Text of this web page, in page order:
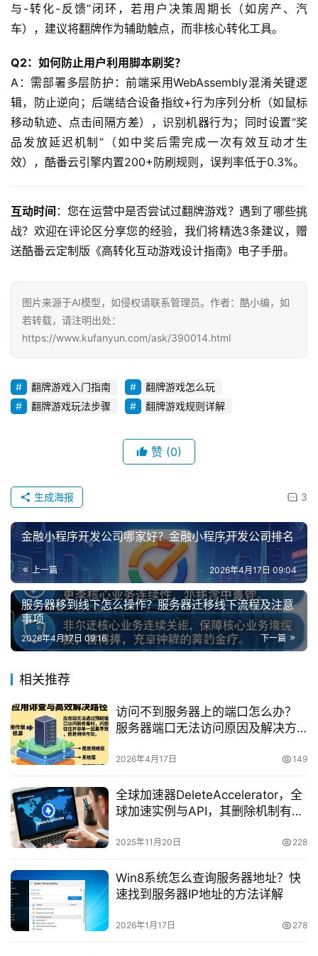
与-转化-反馈”闭环，若用户决策周期长（如房产、汽
车），建议将翻牌作为辅助触点，而非核心转化工具。
Q2：如何防止用户利用脚本刷奖？
A：需部署多层防护：前端采用WebAssembly混淆关键逻
辑，防止逆向；后端结合设备指纹+行为序列分析（如鼠标
移动轨迹、点击间隔方差），识别机器行为；同时设置“奖
品发放延迟机制”（如中奖后需完成一次有效互动才生
互动时间 ：您在运营中是否尝试过翻牌游戏？遇到了哪些挑
战？欢迎在评论区分享您的经验，我们将精选3条建议，赠
送酷番云定制版《高转化互动游戏设计指南》电子手册。
图片来源于AI模型，如侵权请联系管理员。作者：酷小编，如
若转载，请注明出处：
https://www.kufanyun.com/ask/390014.html
翻牌游戏入门指南
翻牌游戏怎么玩
翻牌游戏玩法步骤
翻牌游戏规则详解
赞 (0)
3
生成海报
金融小程序开发公司哪家好？金融小程序开发公司排名
上一篇 2026年4月17日 09:04
服务器移到线下怎么操作？服务器迁移线下流程及注意
事项
下一篇
2026年4月17日 09:16
相关推荐
访问不到服务器上的端口怎么办？
服务器端口无法访问原因及解决方
2026年4月17日 149
全球加速器DeleteAccelerator，全
球加速实例与API，其删除机制有何
2025年11月20日 228
Win8系统怎么查询服务器地址？快
速找到服务器IP地址的方法详解
2026年1月17日 278